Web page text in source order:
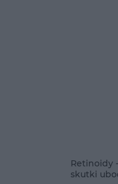
Retinoidy
skutki